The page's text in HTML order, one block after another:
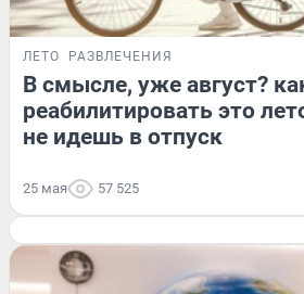
ЛЕТО РАЗВЛЕЧЕНИЯ
В смысле, уже август?
реабилитировать это
не идешь в отпуск
25 мая 57 525